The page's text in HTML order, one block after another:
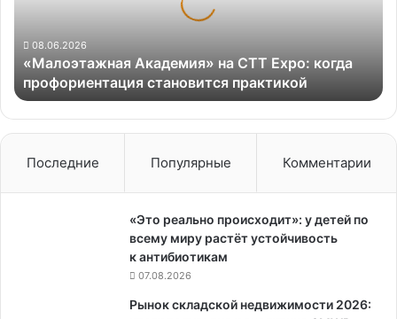
становится
практикой
08.06.2026
«Малоэтажная Академия» на CTT Expo: когда
профориентация становится практикой
Последние Популярные Комментарии
«Это реально происходит»: у детей по
всему миру растёт устойчивость
к антибиотикам
07.08.2026
Рынок складской недвижимости 2026: